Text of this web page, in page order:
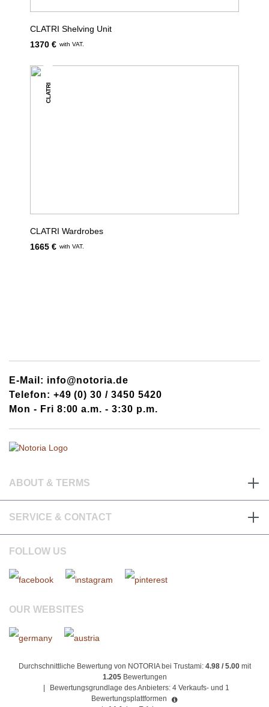
CLATRI Shelving Unit
1370 € with VAT.
CLATRI
CLATRI Wardrobes
1665 € with VAT.
E-Mail: info@notoria.de
Telefon: +49 (0) 30 / 3450 5420
Mon - Fri 8:00 a.m. - 3:30 p.m.
ABOUT & TERMS
SERVICE & CONTACT
FOLLOW US
OUR WEBSITES
Durchschnittliche Bewertung von NOTORIA bei Trustami: 4.98 / 5.00mit
1.205 Bewertungen
Bewertungsgrundlage des Anbieters: 4 Verkaufs- und 1
Bewertungsplattformen